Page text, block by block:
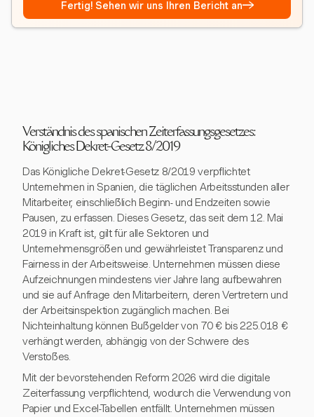
Fertig! Sehen wir uns Ihren Bericht an→
Verständnis des spanischen Zeiterfassungsgesetzes:
Königliches Dekret-Gesetz 8/2019
Das Königliche Dekret-Gesetz 8/2019 verpflichtet
Unternehmen in Spanien, die täglichen Arbeitsstunden aller
Mitarbeiter, einschließlich Beginn- und Endzeiten sowie
Pausen, zu erfassen. Dieses Gesetz, das seit dem 12. Mai
2019 in Kraft ist, gilt für alle Sektoren und
Unternehmensgrößen und gewährleistet Transparenz und
Fairness in der Arbeitsweise. Unternehmen müssen diese
Aufzeichnungen mindestens vier Jahre lang aufbewahren
und sie auf Anfrage den Mitarbeitern, deren Vertretern und
der Arbeitsinspektion zugänglich machen. Bei
Nichteinhaltung können Bußgelder von 70 € bis 225.018 €
verhängt werden, abhängig von der Schwere des
Verstoßes.
Mit der bevorstehenden Reform 2026 wird die digitale
Zeiterfassung verpflichtend, wodurch die Verwendung von
Papier und Excel-Tabellen entfällt. Unternehmen müssen